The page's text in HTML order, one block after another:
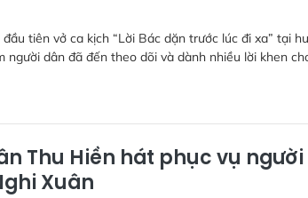
tiên vở ca kịch “Lời Bác dặn trước lúc đi xa” tại
người dân đã đến theo dõi và dành nhiều lời khen
Thu Hiền hát phục vụ người
Xuân